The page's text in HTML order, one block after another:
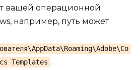
вашей операционной
например, путь может
Templates .